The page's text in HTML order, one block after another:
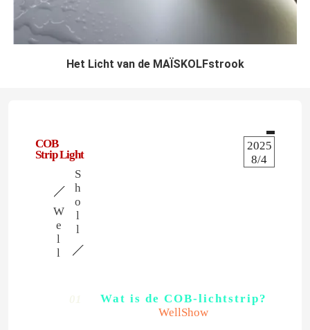
Het Licht van de MAÏSKOLFstrook
COB
Strip Light
2025
8/4
W
e
l
l
S
h
o
l
l
Wat is de COB-lichtstrip?
WellShow